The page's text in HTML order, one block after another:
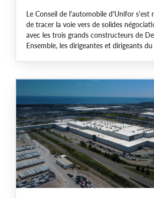
Le Conseil de l'automobile d'Unifor s'est
de tracer la voie vers de solides
avec les trois grands constructeurs de
Ensemble, les dirigeantes et dirigeants
travailleurs retraités ont discuté des
négociation, de la lutte pour la défense
des pressions mondiales qui influencent
automobile canadienne.